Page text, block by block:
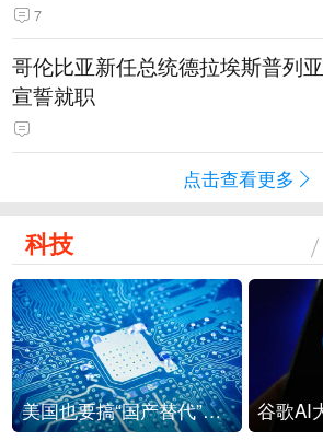
7
哥伦比亚新任总统德拉埃斯普列亚
宣誓就职
点击查看更多
科技
美国也要搞“国产替代”？先算清三笔账